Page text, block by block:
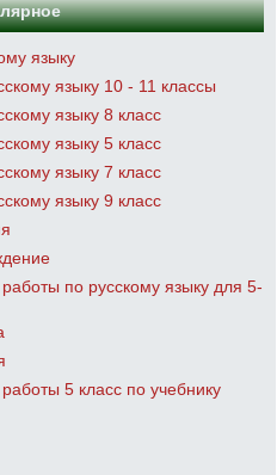
языку
языку 10 - 11 классы
языку 8 класс
языку 5 класс
языку 7 класс
языку 9 класс
по русскому языку для 5-
5 класс по учебнику